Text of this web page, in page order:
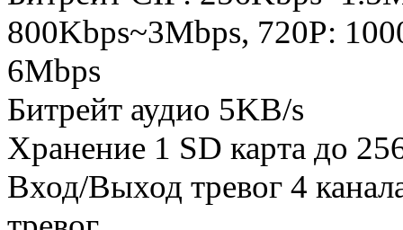
800Kbps~3Mbps, 720P:
6Mbps
Битрейт аудио 5KB/s
Хранение 1 SD карта до
Вход/Выход тревог 4